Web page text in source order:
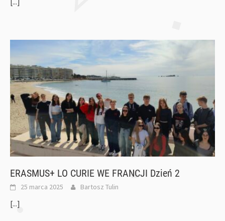
ERASMUS+ LO CURIE WE FRANCJI Dzień 2
25 marca 2025 Bartosz Tulin
[...]